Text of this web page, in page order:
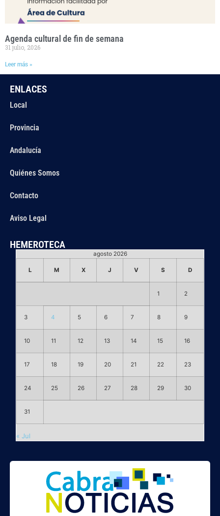
Agenda cultural de fin de semana
31 julio, 2026
Leer más »
ENLACES
Local
Provincia
Andalucía
Quiénes Somos
Contacto
Aviso Legal
HEMEROTECA
agosto 2026
L M X J V S D
1 2
3 4 5 6 7 8 9
10 11 12 13 14 15 16
17 18 19 20 21 22 23
24 25 26 27 28 29 30
31
« Jul